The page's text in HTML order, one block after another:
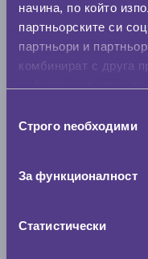
начина, по който
партньорските си
партньори и
комбинират с друга
наСтрого nеобходими
За функционалност
Статистически